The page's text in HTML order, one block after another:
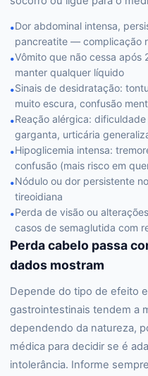
•Dor abdominal intensa,
pancreatite — complicação
•Vômito que não cessa após
manter qualquer líquido
•Sinais de desidratação:
muito escura, confusão
•Reação alérgica:
garganta, urticária
•Hipoglicemia intensa:
confusão (mais risco em
•Nódulo ou dor persistente
tireoidiana
•Perda de visão ou
casos de semaglutida com
Perda cabelo passa
dados mostram
Depende do tipo de efeito
gastrointestinais tendem a
dependendo da natureza,
médica para decidir se é
intolerância. Informe